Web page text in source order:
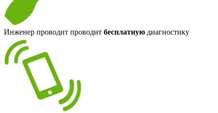
Инженер проводит проводит бесплатную диагностику